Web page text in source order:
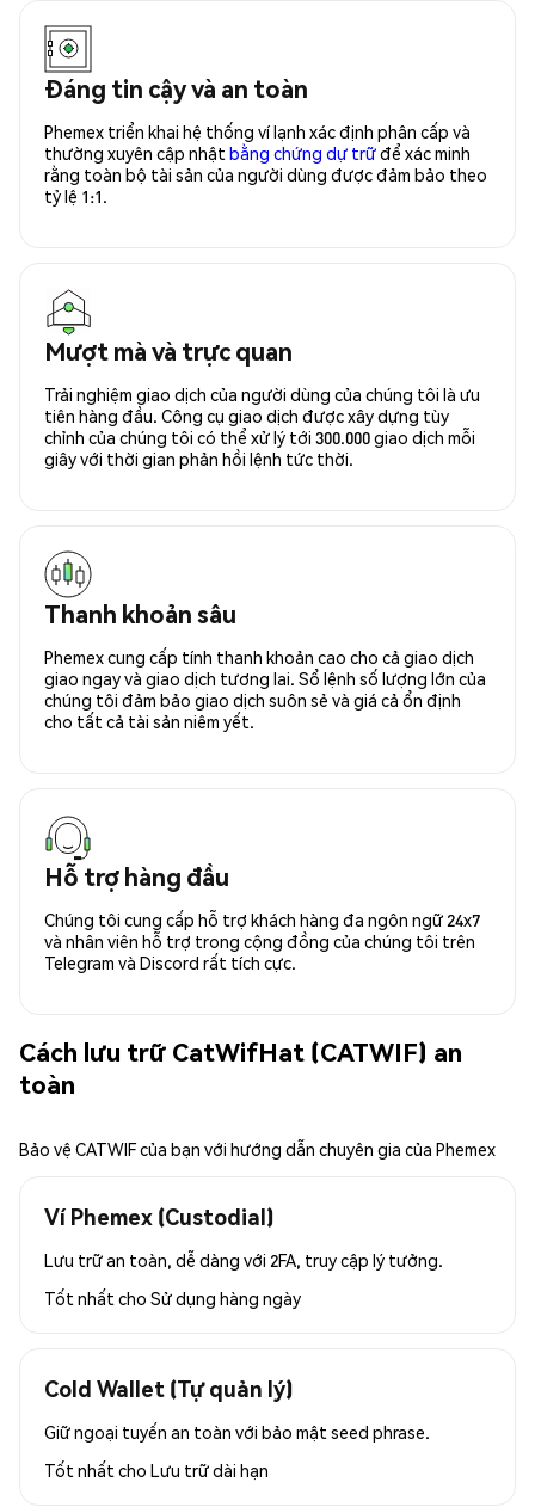
Đáng tin cậy và an toàn
Phemex triển khai hệ thống ví lạnh xác định phân cấp và
thường xuyên cập nhật bằng chứng dự trữđể xác minh
rằng toàn bộ tài sản của người dùng được đảm bảo theo
tỷ lệ 1:1.
Mượt mà và trực quan
Trải nghiệm giao dịch của người dùng của chúng tôi là ưu
tiên hàng đầu. Công cụ giao dịch được xây dựng tùy
chỉnh của chúng tôi có thể xử lý tới 300.000 giao dịch mỗi
giây với thời gian phản hồi lệnh tức thời.
Thanh khoản sâu
Phemex cung cấp tính thanh khoản cao cho cả giao dịch
giao ngay và giao dịch tương lai. Sổ lệnh số lượng lớn của
chúng tôi đảm bảo giao dịch suôn sẻ và giá cả ổn định
cho tất cả tài sản niêm yết.
Hỗ trợ hàng đầu
Chúng tôi cung cấp hỗ trợ khách hàng đa ngôn ngữ 24x7
và nhân viên hỗ trợ trong cộng đồng của chúng tôi trên
Telegram và Discord rất tích cực.
Cách lưu trữ CatWifHat (CATWIF) an
toàn
Bảo vệ CATWIF của bạn với hướng dẫn chuyên gia của Phemex
Ví Phemex (Custodial)
Lưu trữ an toàn, dễ dàng với 2FA, truy cập lý tưởng.
Tốt nhất cho Sử dụng hàng ngày
Cold Wallet (Tự quản lý)
Giữ ngoại tuyến an toàn với bảo mật seed phrase.
Tốt nhất cho Lưu trữ dài hạn